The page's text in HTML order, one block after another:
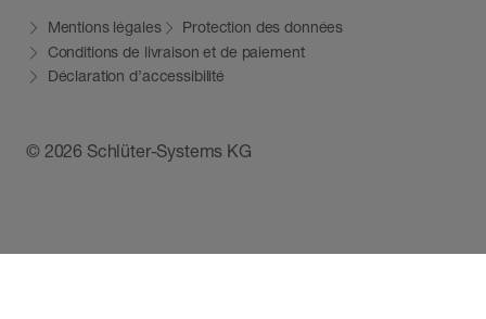
© 2026 Schlüter-Systems KG
Mentions légales
Protection des données
Conditions de livraison et de paiement
Déclaration d’accessibilité